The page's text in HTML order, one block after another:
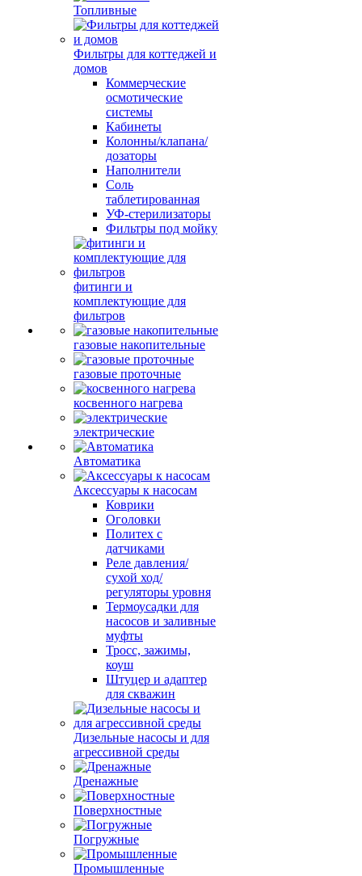
Топливные
Фильтры для коттеджей и
домов
Коммерческие
осмотические
системы
Кабинеты
Колонны/клапана/
дозаторы
Наполнители
Соль
таблетированная
УФ-стерилизаторы
Фильтры под мойку
фитинги и
комплектующие для
фильтров
газовые накопительные
газовые проточные
косвенного нагрева
электрические
Автоматика
Аксессуары к насосам
Коврики
Оголовки
Политех с
датчиками
Реле давления/
сухой ход/
регуляторы уровня
Термоусадки для
насосов и заливные
муфты
Тросс, зажимы,
коуш
Штуцер и адаптер
для скважин
Дизельные насосы и для
агрессивной среды
Дренажные
Поверхностные
Погружные
Промышленные